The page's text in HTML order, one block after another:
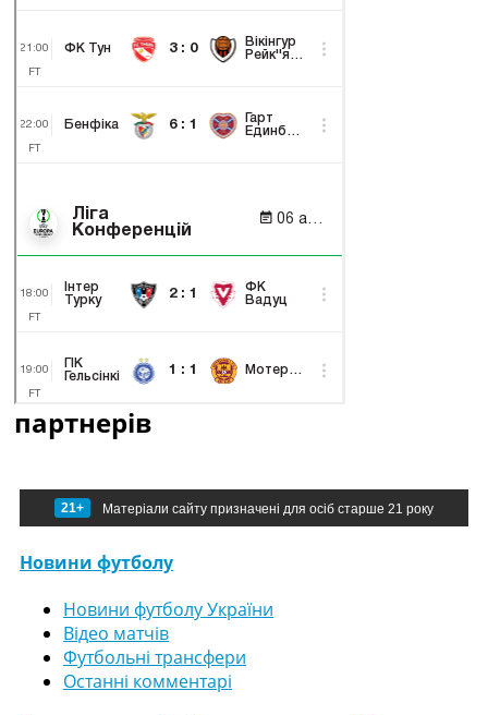
партнерів
21+ Матеріали сайту призначені для осіб старше 21 року
Новини футболу
Новини футболу України
Відео матчів
Футбольні трансфери
Останні комментарі